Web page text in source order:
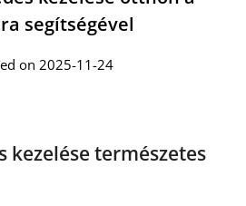
segítségével
on 2025-11-24
kezelése természetes